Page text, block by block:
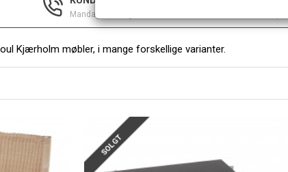
Mandag - Fredag 9.00 - 17.00
Kjærholm møbler, i mange forskellige varianter.
SOLGT